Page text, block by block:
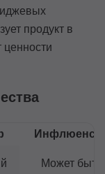
продукт в
ценности
Может быть